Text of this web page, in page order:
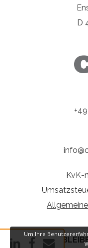
Um Ihre
D
KvK-